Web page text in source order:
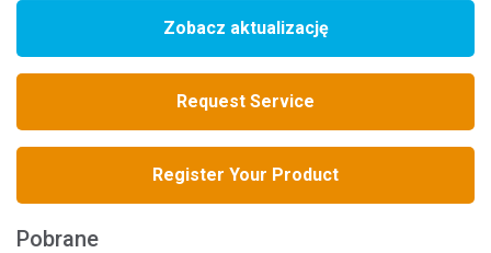
Zobacz aktualizację
Request Service
Register Your Product
Pobrane